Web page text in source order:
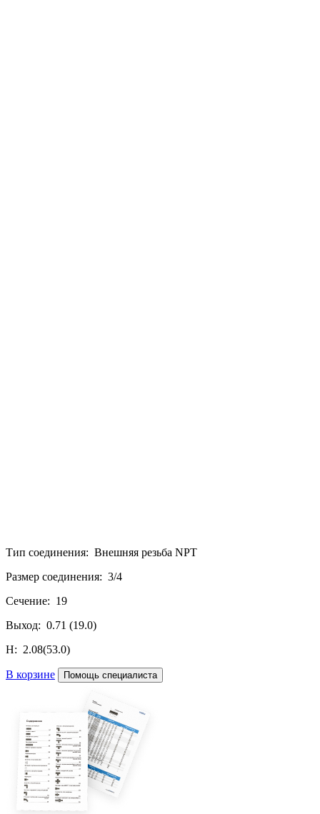
Тип соединения: Внешняя резьба NPT
Размер соединения: 3/4
Сечение: 19
Выход: 0.71 (19.0)
H: 2.08(53.0)
В корзине Помощь специалиста